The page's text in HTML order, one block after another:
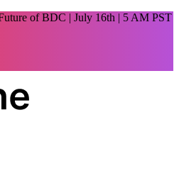
of BDC | July 16th | 5 AM PST